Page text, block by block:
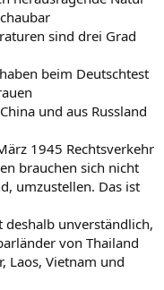
sind drei Grad
beim Deutschtest
und aus Russland
1945 Rechtsverkehr
brauchen sich nicht
umzustellen. Das ist
deshalb unverständlich,
von Thailand
Laos, Vietnam und